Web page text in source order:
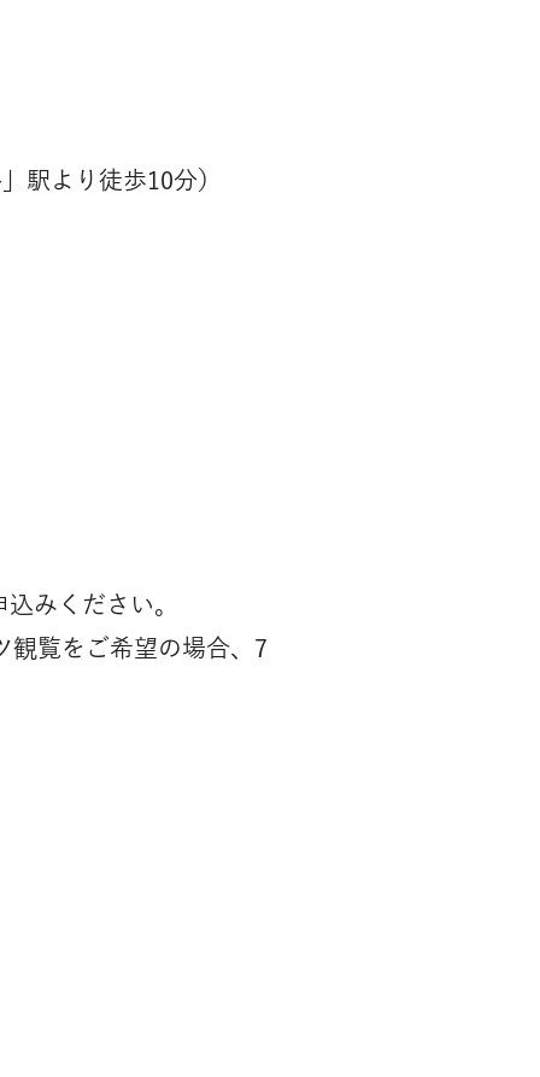
駅より徒歩10分）
みください。
観覧をご希望の場合、7